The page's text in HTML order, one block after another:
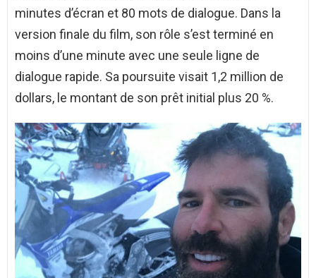
minutes d’écran et 80 mots de dialogue. Dans la
version finale du film, son rôle s’est terminé en
moins d’une minute avec une seule ligne de
dialogue rapide. Sa poursuite visait 1,2 million de
dollars, le montant de son prêt initial plus 20 %.